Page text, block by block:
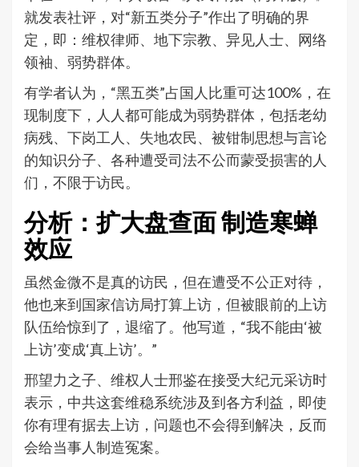
就发表社评，对“新五类分子”作出了明确的界
定，即：维权律师、地下宗教、异见人士、网络
领袖、弱势群体。
有学者认为，“黑五类”占国人比重可达100%，在
现制度下，人人都可能成为弱势群体，包括老幼
病残、下岗工人、失地农民、被钳制思想与言论
的知识分子、各种遭受司法不公而蒙受损害的人
们，不限于访民。
分析：扩大盘查面 制造寒蝉
效应
虽然金微不是真的访民，但在遭受不公正对待，
他也来到国家信访局打算上访，但被眼前的上访
队伍给惊到了，退缩了。他写道，“我不能由‘被
上访’变成‘真上访’。”
邢望力之子、维权人士邢鉴在接受大纪元采访时
表示，中共这套维稳系统涉及到各方利益，即使
你有理有据去上访，问题也不会得到解决，反而
会给当事人制造冤案。